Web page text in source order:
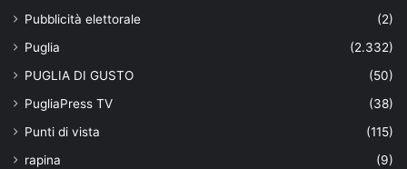
Pubblicità elettorale
(2)
Puglia
(2.332)
PUGLIA DI GUSTO
(50)
PugliaPress TV
(38)
Punti di vista
(115)
rapina
(9)